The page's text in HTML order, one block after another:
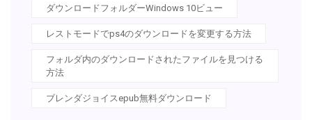
ダウンロードフォルダーWindows 10ビュー
レストモードでps4のダウンロードを変更する方法
フォルダ内のダウンロードされたファイルを見つける
方法
ブレンダジョイスepub無料ダウンロード